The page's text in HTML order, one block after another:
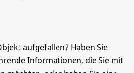
aufgefallen? Haben Sie
Informationen, die Sie mit